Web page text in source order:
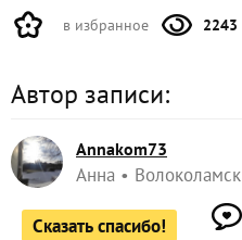
в избранное 2243
Автор записи:
Annakom73
Анна Волоколамск
Сказать спасибо!